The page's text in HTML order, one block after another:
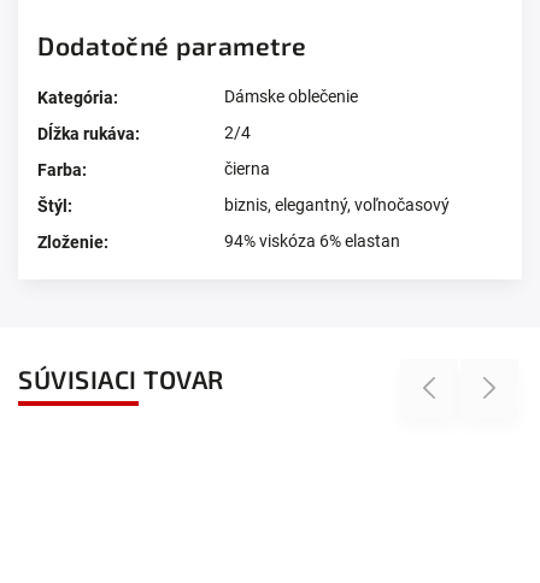
Dodatočné parametre
Kategória:
Dámske oblečenie
Dĺžka rukáva:
2/4
Farba:
čierna
Štýl : biznis, elegantný, voľnočasový
Zloženie: 94% viskóza 6% elastan
SÚVISIACI TOVAR Previous Next